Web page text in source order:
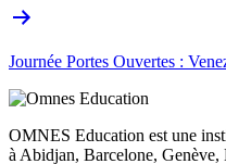
Journée Portes Ouvertes :
OMNES Education est une
à Abidjan, Barcelone,